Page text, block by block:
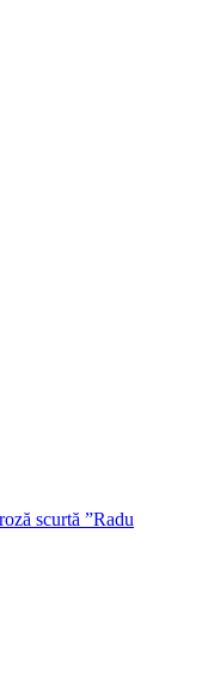
scurtă ”Radu